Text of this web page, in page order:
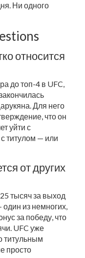
Ни одного
относится
до топ-4 в UFC,
Для него
что он
уйти с
титулом — или
от других
тысяч за выход
из немногих,
за победу, что
UFC уже
титульным
просто